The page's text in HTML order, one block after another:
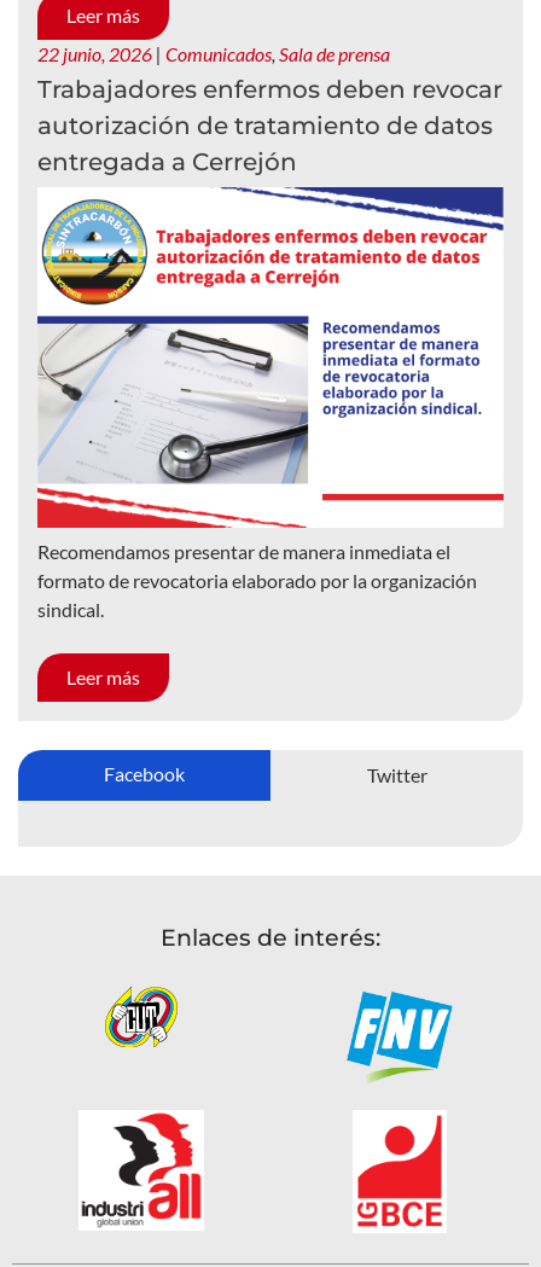
Leer más
22 junio, 2026 | Comunicados, Sala de prensa
Trabajadores enfermos deben revocar
autorización de tratamiento de datos
entregada a Cerrejón
Recomendamos presentar de manera inmediata el
formato de revocatoria elaborado por la organización
sindical.
Leer más
Facebook Twitter
Enlaces de interés: